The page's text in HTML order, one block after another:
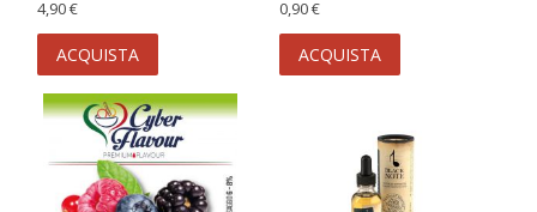
4,90 €
ACQUISTA
0,90 €
ACQUISTA